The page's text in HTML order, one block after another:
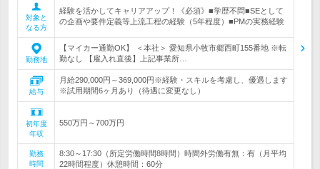
対象と
なる方
経験を活かしてキャリアアップ！《必須》■学歴不問■SEとして
の企画や要件定義等上流工程の経験（5年程度）■PMの実務経験
勤務地
【マイカー通勤OK】 ＜本社＞ 愛知県小牧市郷西町155番地 ※転
勤なし 【雇入れ直後】上記事業所…
給与
月給290,000円～369,000円※経験・スキルを考慮し、優遇します
※試用期間6ヶ月あり（待遇に変更なし）
初年度
年収
550万円～700万円
勤務
時間
8:30～17:30（所定労働時間8時間）時間外労働有無：有（月平均
22時間程度）休憩時間：60分